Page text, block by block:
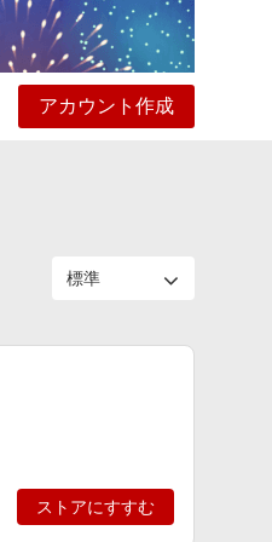
アカウント作成
ストアにすすむ